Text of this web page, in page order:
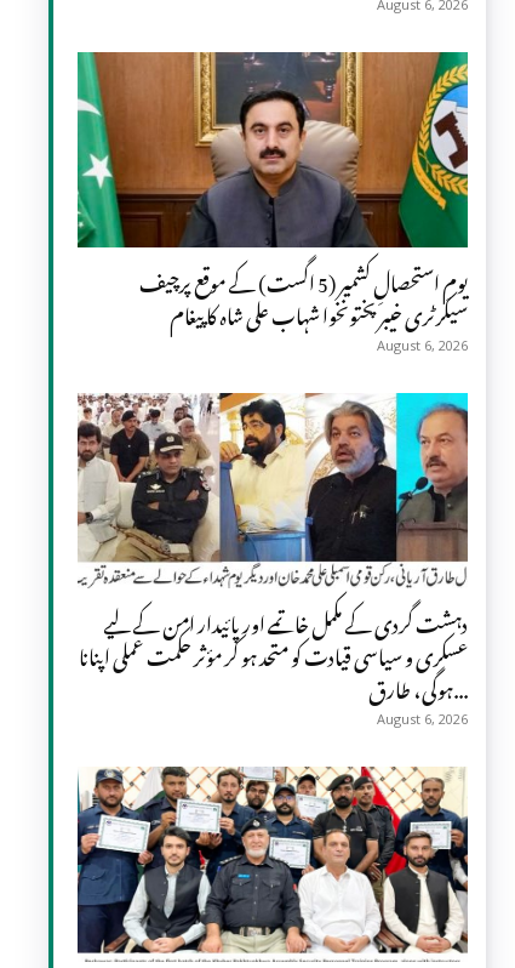
August 6, 2026
یومِ استحصالِ کشمیر (5 اگست) کے موقع پرچیف
سیکرٹری خیبر پختونخوا شہاب علی شاہ کا پیغام
August 6, 2026
دہشت گردی کے مکمل خاتمے اور پائیدار امن کے لیے
عسکری و سیاسی قیادت کو متحد ہو کر مؤثر حکمت عملی اپنانا
ہوگی، طارق...
August 6, 2026